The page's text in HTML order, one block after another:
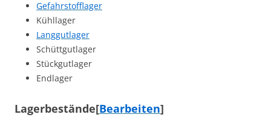
Gefahrstofflager
Kühllager
Langgutlager
Schüttgutlager
Stückgutlager
Endlager
Lagerbestände[Bearbeiten]